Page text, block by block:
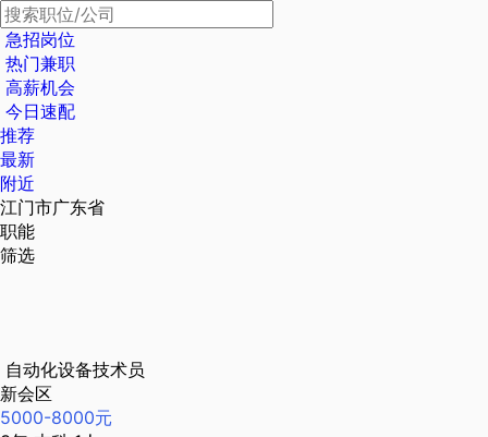
急招岗位
热门兼职
高薪机会
今日速配
推荐
最新
附近
江门市广东省
职能
筛选
自动化设备技术员
新会区
5000-8000元